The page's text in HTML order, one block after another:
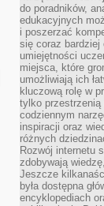
do poradników,
edukacyjnych
i poszerzać
się coraz bardziej
umiejętności
miejsca, które
umożliwiają ich
kluczową rolę w
tylko przestrzenią
codziennym
inspiracji oraz
różnych
Rozwój internetu
zdobywają
Jeszcze
była dostępna
encyklopediach